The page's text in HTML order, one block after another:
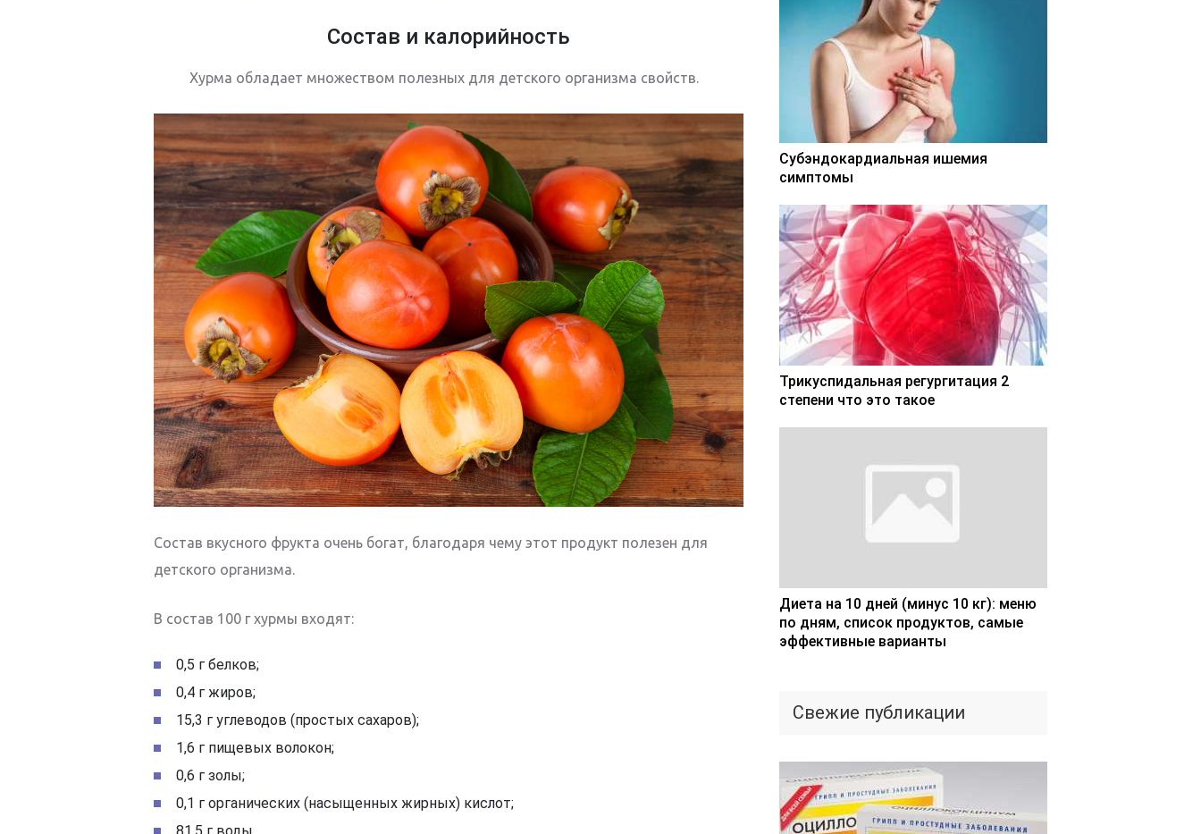
Состав и калорийность
Хурма обладает множеством полезных для детского организма свойств.
Состав вкусного фрукта очень богат, благодаря чему этот продукт полезен для
детского организма.
В состав 100 г хурмы входят:
0,5 г белков;
0,4 г жиров;
15,3 г углеводов (простых сахаров);
1,6 г пищевых волокон;
0,6 г золы;
0,1 г органических (насыщенных жирных) кислот;
Субэндокардиальная ишемия
симптомы
Трикуспидальная регургитация 2
степени что это такое
Диета на 10 дней (минус 10 кг): меню
по дням, список продуктов, самые
эффективные варианты
Свежие публикации